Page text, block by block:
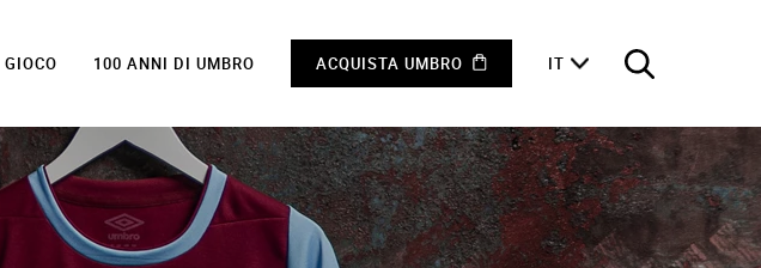
100 ANNI DI UMBRO ACQUISTA UMBRO IT